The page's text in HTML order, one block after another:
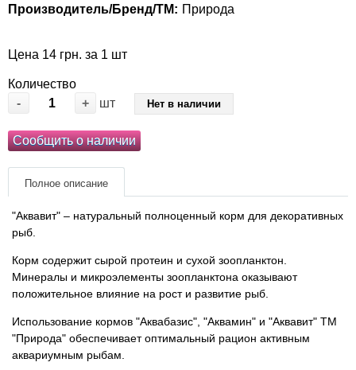
Производитель/Бренд/ТМ: Природа
Цена 14 грн. за 1 шт
Количество
-
+ шт Нет в наличии
Сообщить о наличии
Полное описание
"Аквавит" – натуральный полноценный корм для декоративных
рыб.
Корм содержит сырой протеин и сухой зоопланктон.
Минералы и микроэлементы зоопланктона оказывают
положительное влияние на рост и развитие рыб.
Использование кормов "Аквабазис", "Аквамин" и "Аквавит" ТМ
"Природа" обеспечивает оптимальный рацион активным
аквариумным рыбам.
Одяг та взуття
Переноски, сумки, клітки
Послеоперационные средства и
расходные материалы
Подарочные сертификаты
Товары для голубей
Товары для грызунов
Товары для лошадей
Хозряд - хозтовары оптом